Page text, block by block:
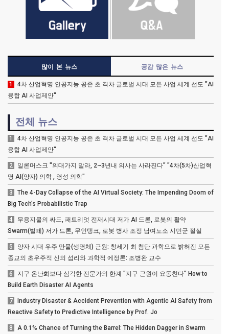
많이 본 뉴스 공감 많은 뉴스
1
4차 산업혁명 인공지능 공존 초 격차 글로벌 시대 모든 사업 세계 선도 "AI
융합 AI 사업제안"
전체 뉴스
1
4차 산업혁명 인공지능 공존 초 격차 글로벌 시대 모든 사업 세계 선도 "AI
융합 AI 사업제안"
2
일론머스크 "의대가지 말라, 2~3년내 의사는 사라진다" "4차(5차)산업혁
명 AI(양자) 의학 , 영성 의학"
3
The 4-Day Collapse of the AI Virtual Society: The Impending Doom of
Big Tech’s Probabilistic Trap
4
무용지물의 싸드, 패트리엇 전재시대 저가 AI 드론, 로봇의 활약
Swarm(벌떼) 저가 드론, 무인탱크, 로봇 병사 조정 남여노소 시민군 절실
5
양자 시대 우주 만물(생명체) 근원: 창세기 최 첨단 과학으로 밝혀진 모든
종교의 초우주적 신의 섭리와 과학적 에정론: 조병완 교수
6
지구 온난화보다 심각한 전문가의 한계 "지구 근원이 요동친다" How to
Build Earth Disaster AI Agents
7
Industry Disaster & Accident Prevention with Agentic AI Safety from
Reactive Safety to Predictive Intelligence by Prof. Jo
8
A 0.1% Chance of Turning the Barrel: The Hidden Dagger in Swarm